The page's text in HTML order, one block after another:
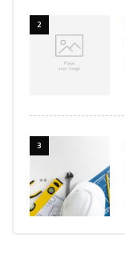
2
3